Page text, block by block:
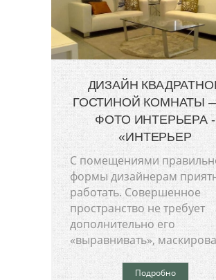
ДИЗАЙН
ГОСТИНОЙ КОМНАТЫ
ФОТО ИНТЕРЬЕРА -
«ИНТЕРЬЕР
С помещениями
формы дизайнерам
работать. Совершенное
пространство не требует
дополнительно его
«выравнивать»,
Подробно